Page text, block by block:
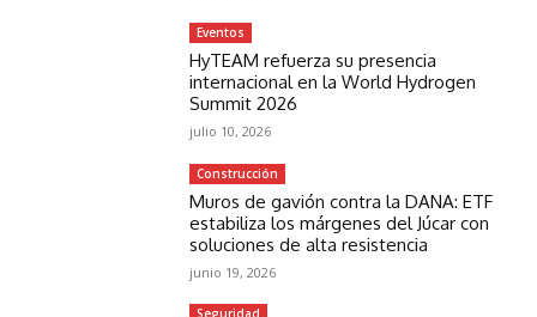
Eventos
HyTEAM refuerza su presencia
internacional en la World Hydrogen
Summit 2026
julio 10, 2026
Construcción
Muros de gavión contra la DANA: ETF
estabiliza los márgenes del Júcar con
soluciones de alta resistencia
junio 19, 2026